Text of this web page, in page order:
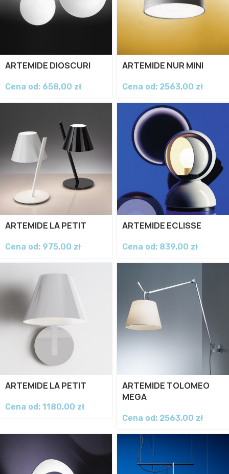
ARTEMIDE DIOSCURI
Cena od: 658,00 zł
ARTEMIDE NUR MINI
Cena od: 2563,00 zł
ARTEMIDE LA PETIT
Cena od: 975,00 zł
ARTEMIDE ECLISSE
Cena od: 839,00 zł
ARTEMIDE LA PETIT
Cena od: 1180,00 zł
ARTEMIDE TOLOMEO
MEGA
Cena od: 2563,00 zł